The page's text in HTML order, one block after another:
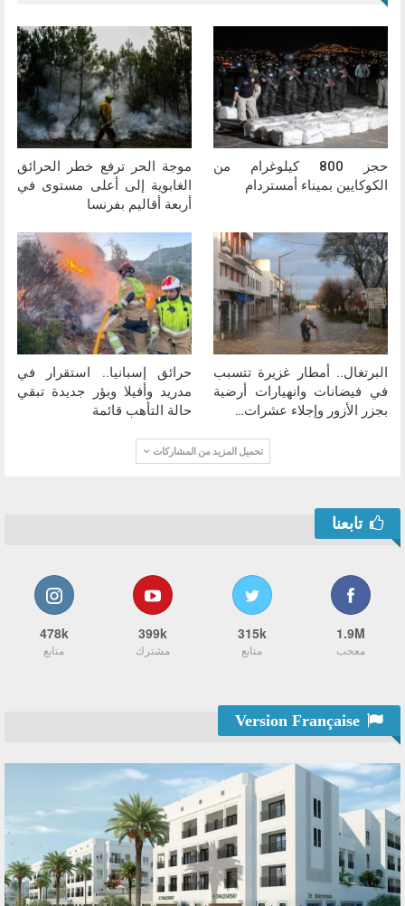
حجز 800 كيلوغرام من
الكوكايين بميناء أمستردام
موجة الحر ترفع خطر الحرائق
الغابوية إلى أعلى مستوى في
أربعة أقاليم بفرنسا
البرتغال.. أمطار غزيرة تتسبب
في فيضانات وانهيارات أرضية
بجزر الأزور وإجلاء عشرات…
حرائق إسبانيا.. استقرار في
مدريد وأفيلا وبؤر جديدة تبقي
حالة التأهب قائمة
تحميل المزيد من المشاركات
تابعنا
1.9M
معجب
315k
متابع
399k
مشترك
478k
متابع